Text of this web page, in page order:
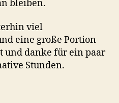
bleiben.
viel
eine große Portion
und danke für ein paar
Stunden.